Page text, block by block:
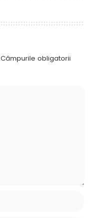
Câmpurile obligatorii